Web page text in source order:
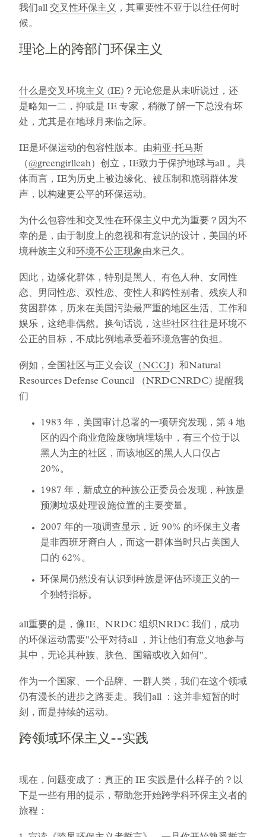
我们all 交叉性环保主义 ，其重要性不亚于以往任何时
候。
理论上的跨部门环保主义
什么是交叉环境主义 (IE) ？无论您是从未听说过，还
是略知一二，抑或是 IE 专家，稍微了解一下总没有坏
处，尤其是在地球月来临之际。
IE是环保运动的包容性版本。由莉亚·托马斯
（@greengirlleah）创立，IE致力于保护地球与all 。具
体而言，IE为历史上被边缘化、被压制和脆弱群体发
声，以构建更公平的环保运动。
为什么包容性和交叉性在环保主义中尤为重要？因为不
幸的是，由于制度上的忽视和有意识的设计，美国的环
境种族主义和环境不公正现象由来已久。
因此，边缘化群体，特别是黑人、有色人种、女同性
恋、男同性恋、双性恋、变性人和跨性别者、残疾人和
贫困群体，历来在美国污染最严重的地区生活、工作和
娱乐，这绝非偶然。换句话说，这些社区往往是环境不
公正的目标，不成比例地承受着环境危害的负担。
例如，全国社区与正义会议 （NCCJ ）和Natural
Resources Defense Council （NRDCNRDC) 提醒我
们
1983 年，美国审计总署的一项研究发现，第 4 地
区的四个商业危险废物填埋场中，有三个位于以
黑人为主的社区，而该地区的黑人人口仅占
20%。
1987 年，新成立的种族公正委员会发现，种族是
预测垃圾处理设施位置的主要变量。
2007 年的一项调查显示，近 90% 的环保主义者
是非西班牙裔白人，而这一群体当时只占美国人
口的 62%。
环保局仍然没有认识到种族是评估环境正义的一
个独特指标。
all重要的是，像IE、NRDC 组织NRDC 我们，成功
的环保运动需要"公平对待all ，并让他们有意义地参与
其中，无论其种族、肤色、国籍或收入如何"。
作为一个国家、一个品牌、一群人类，我们在这个领域
仍有漫长的进步之路要走。我们all ：这并非短暂的时
刻，而是持续的运动。
跨领域环保主义--实践
现在，问题变成了：真正的 IE 实践是什么样子的？以
下是一些有用的提示，帮助您开始跨学科环保主义者的
旅程：